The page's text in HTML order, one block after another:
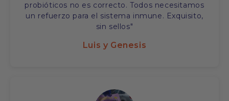
probióticos no es correcto. Todos necesitamos
un refuerzo para el sistema inmune. Exquisito,
sin sellos"
Luis y Genesis